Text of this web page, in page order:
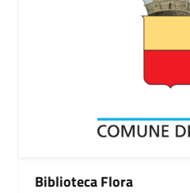
Biblioteca Flora